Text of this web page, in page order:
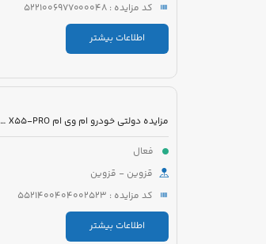
کد مزایده : 5221006977000048
اطلاعات بیشتر
مزایده دولتی خودرو ام وی ام X55-PRO مدل 1401 رنگ مشکی متالیک
فعال
قزوین - قزوین
کد مزایده : 5521400404002523
اطلاعات بیشتر